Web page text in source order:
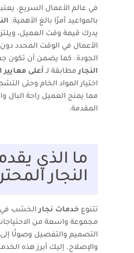
في عالم الأعمال السريع، يعتبر
بالمواعيد أمرًا بالغ الأهمية.
يدرك قيمة وقت العميل،
الأعمال في الوقت المحدد
الجودة. كما يضمن أن تكون
النجارمطابقة لـ أعلى معايير
اختيار المواد الخام وحتى
مما يمنح العميل راحة البال
المقدمة.
ما الذي
النجار
تتنوع خدمات نجارالخشب في
مجموعة واسعة من
التصميم والتفصيل وصولًا إلى
والإصلاح. إليك أبرز هذه